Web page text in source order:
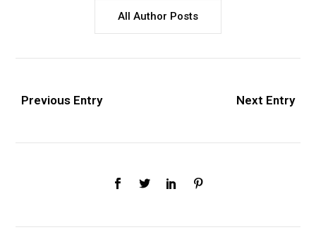
All Author Posts
Previous Entry Next Entry